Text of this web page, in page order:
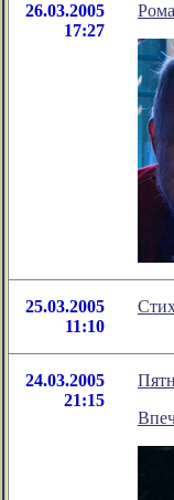
26.03.2005
17:27
25.03.2005
11:10
24.03.2005
21:15